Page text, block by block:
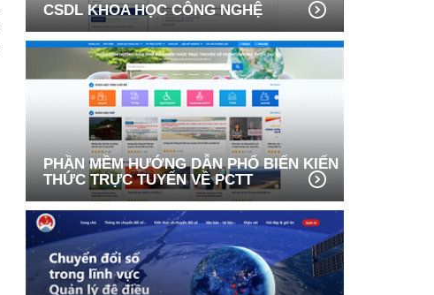
CSDL KHOA HỌC CÔNG NGHỆ
PHẦN MỀM HƯỚNG DẪN PHỔ BIẾN KIẾN
THỨC TRỰC TUYẾN VỀ PCTT